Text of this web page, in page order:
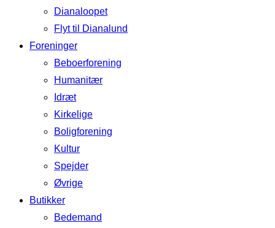
Dianaloopet
Flyt til Dianalund
Foreninger
Beboerforening
Humanitær
Idræt
Kirkelige
Boligforening
Kultur
Spejder
Øvrige
Butikker
Bedemand